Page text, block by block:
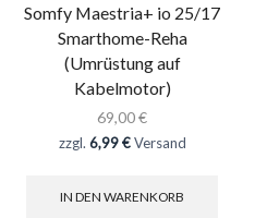
Somfy Maestria+ io 25/17
Smarthome-Reha
(Umrüstung auf
Kabelmotor)
69,00€
zzgl. 6,99 €Versand
IN DEN WARENKORB